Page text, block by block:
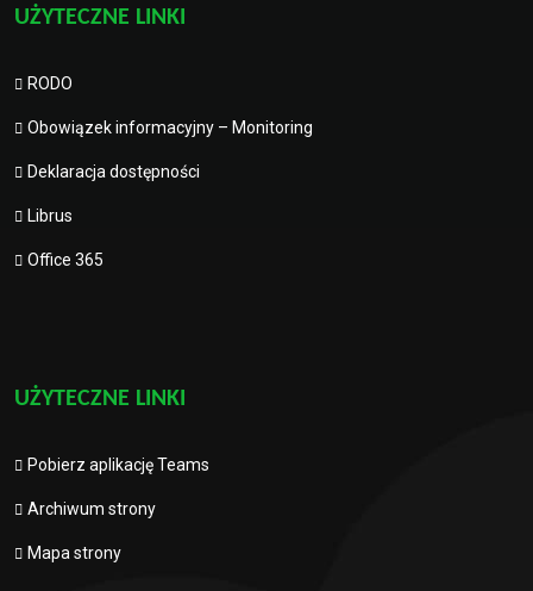
UŻYTECZNE LINKI
RODO
Obowiązek informacyjny – Monitoring
Deklaracja dostępności
Librus
Office 365
UŻYTECZNE LINKI
Pobierz aplikację Teams
Archiwum strony
Mapa strony